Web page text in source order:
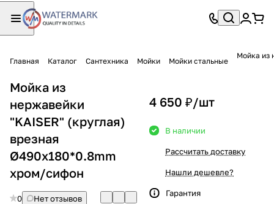
Главная Каталог Сантехника Мойки Мойки стальные
Мойка из
Мойка из
нержавейки
"KAISER" (круглая)
врезная
Ø490x180*0.8mm
хром/сифон
0
Нет отзывов
4 650 ₽/шт
В наличии
Рассчитать доставку
Нашли дешевле?
Гарантия